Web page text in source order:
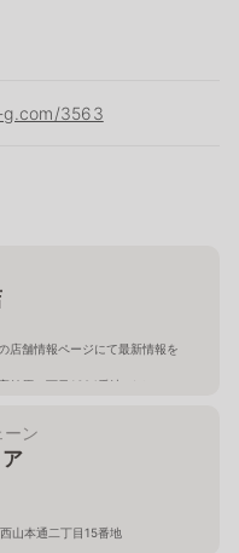
3563
店舗情報ページにて最新情報を
針原二丁目1604番地 イオンス
ーン
山本通二丁目15番地